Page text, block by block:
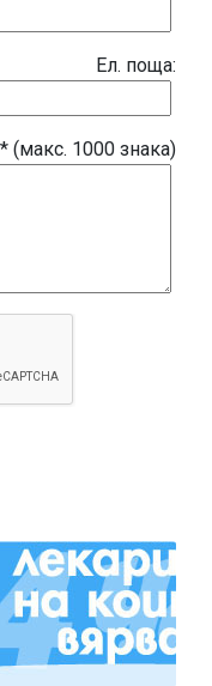
Eл. поща:
(макс. 1000 знака)